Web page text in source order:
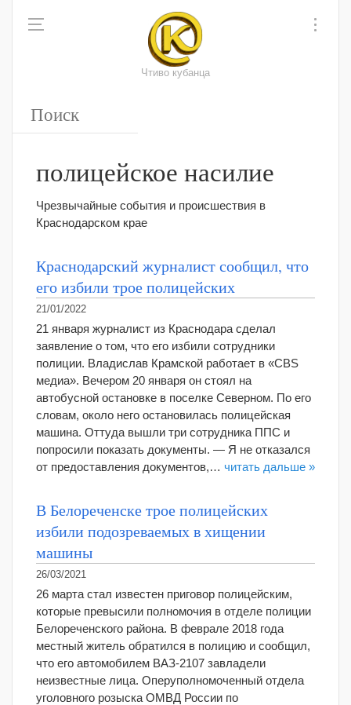
Чтиво кубанца
полицейское насилие
Чрезвычайные события и происшествия в
Краснодарском крае
Краснодарский журналист сообщил, что
его избили трое полицейских
21/01/2022
21 января журналист из Краснодара сделал
заявление о том, что его избили сотрудники
полиции. Владислав Крамской работает в «CBS
медиа». Вечером 20 января он стоял на
автобусной остановке в поселке Северном. По его
словам, около него остановилась полицейская
машина. Оттуда вышли три сотрудника ППС и
попросили показать документы. — Я не отказался
от предоставления документов,… читать дальше »
В Белореченске трое полицейских
избили подозреваемых в хищении
машины
26/03/2021
26 марта стал известен приговор полицейским,
которые превысили полномочия в отделе полиции
Белореченского района. В феврале 2018 года
местный житель обратился в полицию и сообщил,
что его автомобилем ВАЗ-2107 завладели
неизвестные лица. Оперуполномоченный отдела
уголовного розыска ОМВД России по